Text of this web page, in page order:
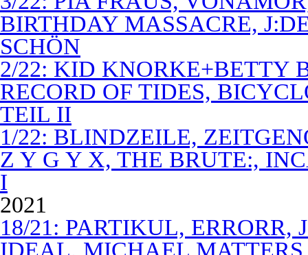
BIRTHDAY MASSACRE,
SCHÖN
2/22: KID KNORKE+BETTY
RECORD OF TIDES,
TEIL II
1/22: BLINDZEILE,
Z Y G Y X, THE BRUTE:,
I
2021
18/21: PARTIKUL,
IDEAL, MICHAEL